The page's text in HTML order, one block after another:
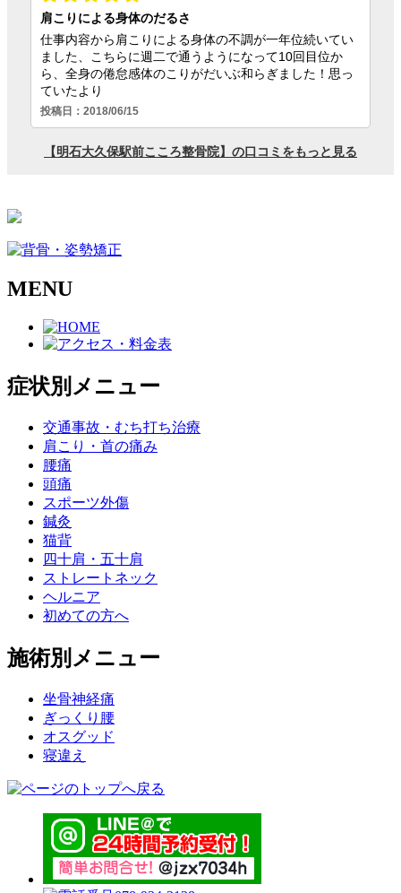
MENU
症状別メニュー
交通事故・むち打ち治療
肩こり・首の痛み
腰痛
頭痛
スポーツ外傷
鍼灸
猫背
四十肩・五十肩
ストレートネック
ヘルニア
初めての方へ
施術別メニュー
坐骨神経痛
ぎっくり腰
オスグッド
寝違え